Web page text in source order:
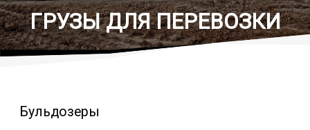
Контакты
ГРУЗЫ ДЛЯ ПЕРЕВОЗКИ
Бульдозеры